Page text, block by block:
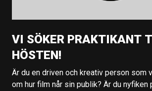
VI SÖKER PRAKTIKANT
HÖSTEN!
Är du en driven och kreativ person som
om hur film når sin publik? Är du nyfiken